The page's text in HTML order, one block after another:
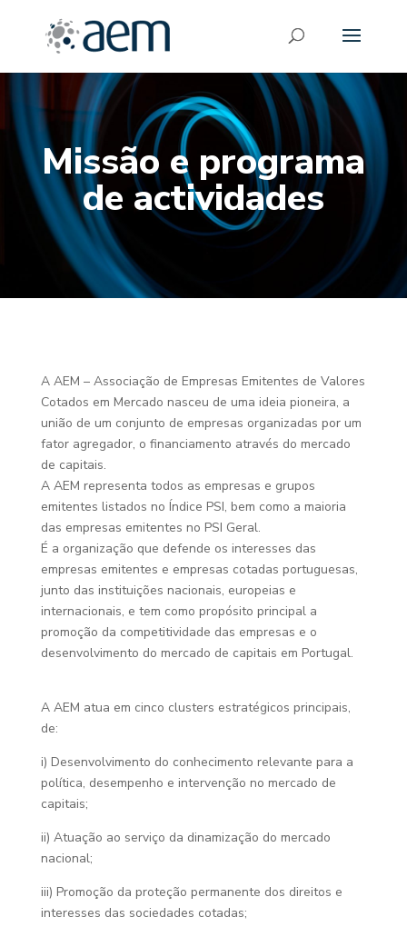
Missão e programa
de actividades
A AEM – Associação de Empresas Emitentes de Valores
Cotados em Mercado nasceu de uma ideia pioneira, a
união de um conjunto de empresas organizadas por um
fator agregador, o financiamento através do mercado
de capitais.
A AEM representa todos as empresas e grupos
emitentes listados no Índice PSI, bem como a maioria
das empresas emitentes no PSI Geral.
É a organização que defende os interesses das
empresas emitentes e empresas cotadas portuguesas,
junto das instituições nacionais, europeias e
internacionais, e tem como propósito principal a
promoção da competitividade das empresas e o
desenvolvimento do mercado de capitais em Portugal.
A AEM atua em cinco clusters estratégicos principais,
de:
i) Desenvolvimento do conhecimento relevante para a
política, desempenho e intervenção no mercado de
capitais;
ii) Atuação ao serviço da dinamização do mercado
nacional;
iii) Promoção da proteção permanente dos direitos e
interesses das sociedades cotadas;